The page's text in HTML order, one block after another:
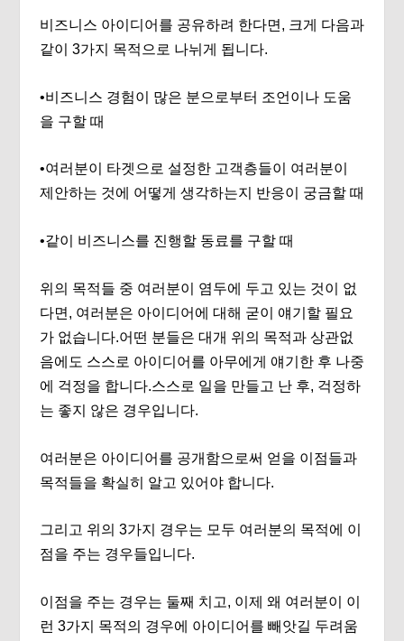
비즈니스 아이디어를 공유하려 한다면, 크게 다음과
같이 3가지 목적으로 나뉘게 됩니다.
•비즈니스 경험이 많은 분으로부터 조언이나 도움
을 구할 때
•여러분이 타겟으로 설정한 고객층들이 여러분이
제안하는 것에 어떻게 생각하는지 반응이 궁금할 때
•같이 비즈니스를 진행할 동료를 구할 때
위의 목적들 중 여러분이 염두에 두고 있는 것이 없
다면, 여러분은 아이디어에 대해 굳이 얘기할 필요
가 없습니다.어떤 분들은 대개 위의 목적과 상관없
음에도 스스로 아이디어를 아무에게 얘기한 후 나중
에 걱정을 합니다.스스로 일을 만들고 난 후, 걱정하
는 좋지 않은 경우입니다.
여러분은 아이디어를 공개함으로써 얻을 이점들과
목적들을 확실히 알고 있어야 합니다.
그리고 위의 3가지 경우는 모두 여러분의 목적에 이
점을 주는 경우들입니다.
이점을 주는 경우는 둘째 치고, 이제 왜 여러분이 이
런 3가지 목적의 경우에 아이디어를 빼앗길 두려움